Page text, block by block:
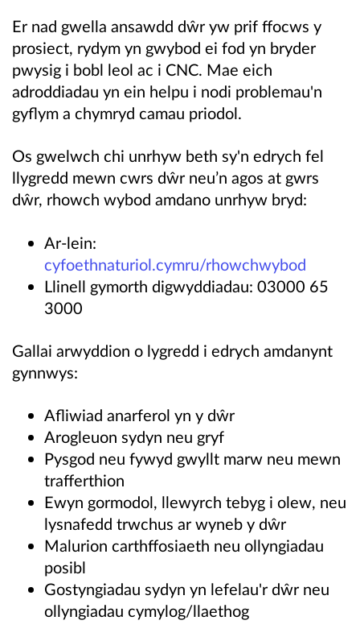
Er nad gwella ansawdd dŵr yw prif ffocws y
prosiect, rydym yn gwybod ei fod yn bryder
pwysig i bobl leol ac i CNC. Mae eich
adroddiadau yn ein helpu i nodi problemau'n
gyflym a chymryd camau priodol.
Os gwelwch chi unrhyw beth sy'n edrych fel
llygredd mewn cwrs dŵr neu’n agos at gwrs
dŵr, rhowch wybod amdano unrhyw bryd:
Ar-lein:
cyfoethnaturiol.cymru/rhowchwybod
Llinell gymorth digwyddiadau: 03000 65
3000
Gallai arwyddion o lygredd i edrych amdanynt
gynnwys:
Afliwiad anarferol yn y dŵr
Arogleuon sydyn neu gryf
Pysgod neu fywyd gwyllt marw neu mewn
trafferthion
Ewyn gormodol, llewyrch tebyg i olew, neu
lysnafedd trwchus ar wyneb y dŵr
Malurion carthffosiaeth neu ollyngiadau
posibl
Gostyngiadau sydyn yn lefelau'r dŵr neu
ollyngiadau cymylog/llaethog